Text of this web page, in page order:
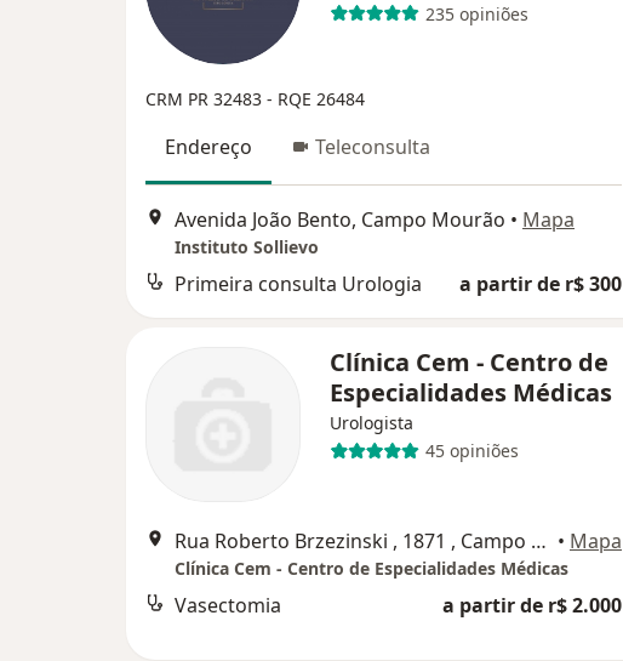
235 opiniões
CRM PR 32483 - RQE 26484
Endereço Teleconsulta
Avenida João Bento, Campo Mourão • Mapa
Instituto Sollievo
Primeira consulta Urologia a partir de r$ 300
Clínica Cem - Centro de
Especialidades Médicas
Urologista
45 opiniões
Rua Roberto Brzezinski , 1871 , Campo Mourão • Mapa
Clínica Cem - Centro de Especialidades Médicas
Vasectomia a partir de r$ 2.000